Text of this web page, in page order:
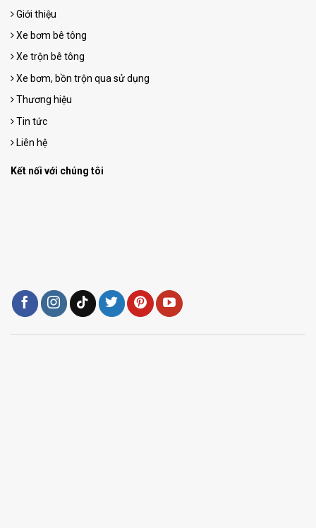
Giới thiệu
Xe bơm bê tông
Xe trộn bê tông
Xe bơm, bồn trộn qua sử dụng
Thương hiệu
Tin tức
Liên hệ
Kết nối với chúng tôi